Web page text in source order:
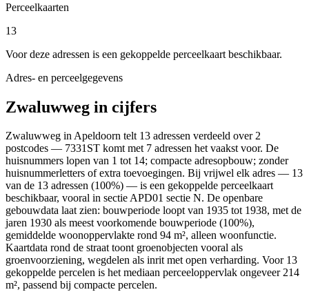
Perceelkaarten
13
Voor deze adressen is een gekoppelde perceelkaart beschikbaar.
Adres- en perceelgegevens
Zwaluwweg in cijfers
Zwaluwweg in Apeldoorn telt 13 adressen verdeeld over 2
postcodes — 7331ST komt met 7 adressen het vaakst voor. De
huisnummers lopen van 1 tot 14; compacte adresopbouw; zonder
huisnummerletters of extra toevoegingen. Bij vrijwel elk adres — 13
van de 13 adressen (100%) — is een gekoppelde perceelkaart
beschikbaar, vooral in sectie APD01 sectie N. De openbare
gebouwdata laat zien: bouwperiode loopt van 1935 tot 1938, met de
jaren 1930 als meest voorkomende bouwperiode (100%),
gemiddelde woonoppervlakte rond 94 m², alleen woonfunctie.
Kaartdata rond de straat toont groenobjecten vooral als
groenvoorziening, wegdelen als inrit met open verharding. Voor 13
gekoppelde percelen is het mediaan perceeloppervlak ongeveer 214
m², passend bij compacte percelen.